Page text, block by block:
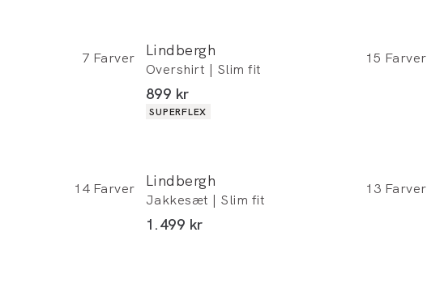
7 Farver Lindbergh
Overshirt | Slim fit
15 Farver
I alt (inkl. rabat)
899 kr
Produkt egenskaber
SUPERFLEX
14 Farver Lindbergh
Jakkesæt | Slim fit
13 Farver
I alt (inkl. rabat)
1.499 kr